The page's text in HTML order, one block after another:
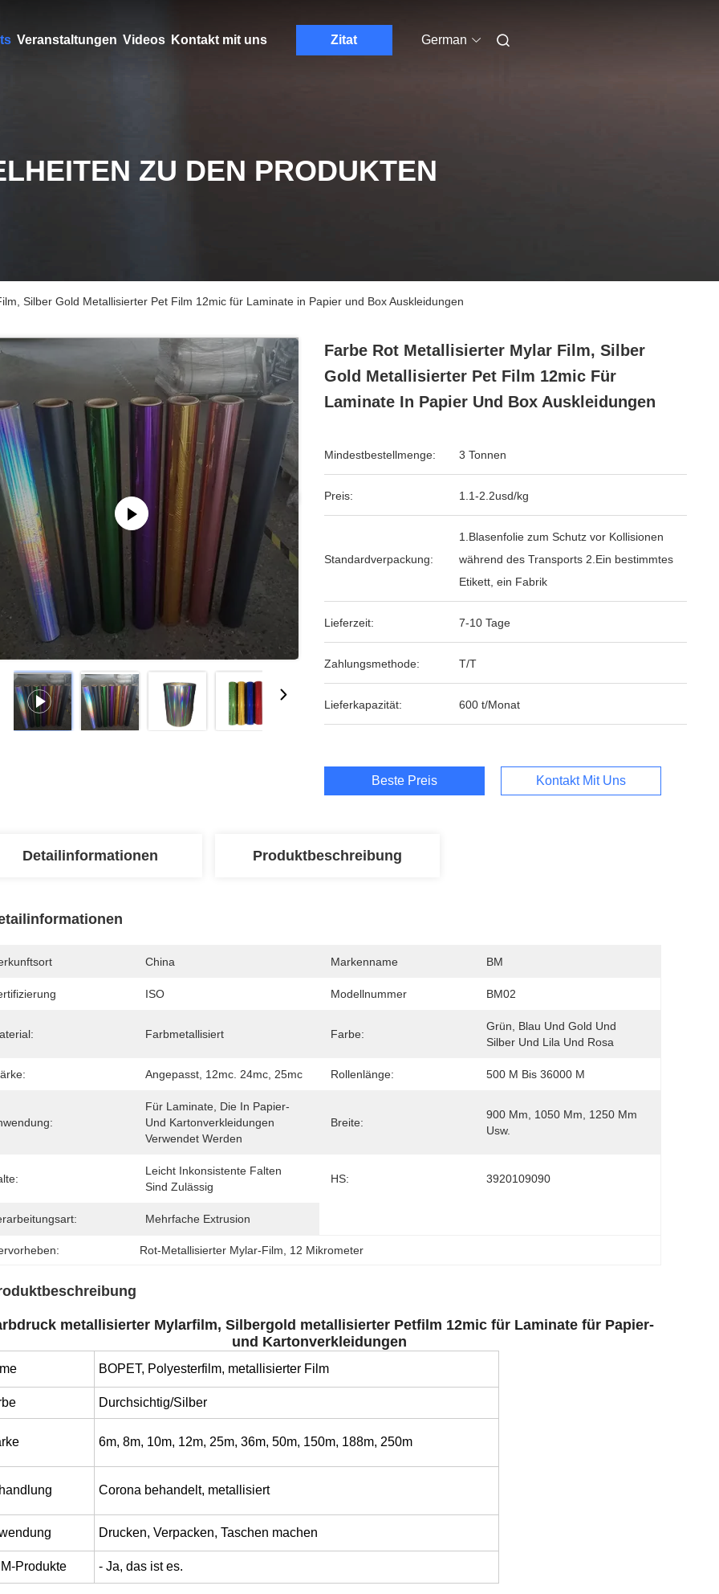
Veranstaltungen Videos Kontakt mit uns Zitat German
ZU DEN PRODUKTEN
Silber Gold Metallisierter Pet Film 12mic für Laminate in Papier und Box Auskleidungen
Farbe Rot Metallisierter Mylar Film, Silber
Gold Metallisierter Pet Film 12mic Für
Laminate In Papier Und Box Auskleidungen
Mindestbestellmenge: 3 Tonnen
Preis: 1.1-2.2usd/kg
Standardverpackung:
1.Blasenfolie zum Schutz vor Kollisionen
während des Transports 2.Ein bestimmtes
Etikett, ein Fabrik
Lieferzeit: 7-10 Tage
Zahlungsmethode: T/T
Lieferkapazität: 600 t/Monat
Beste Preis Kontakt Mit Uns
Detailinformationen Produktbeschreibung
China Markenname BM
ISO Modellnummer BM02
Farbmetallisiert Farbe:
Grün, Blau Und Gold Und
Silber Und Lila Und Rosa
Angepasst, 12mc. 24mc, 25mc Rollenlänge: 500 M Bis 36000 M
Für Laminate, Die In Papier-
Und Kartonverkleidungen
Verwendet Werden
Breite:
900 Mm, 1050 Mm, 1250 Mm
Usw.
Leicht Inkonsistente Falten
Sind Zulässig
HS: 3920109090
Mehrfache Extrusion
Rot-Metallisierter Mylar-Film 12 Mikrometer
metallisierter Mylarfilm, Silbergold metallisierter Petfilm 12mic für Laminate für Papier-
und Kartonverkleidungen
BOPET, Polyesterfilm, metallisierter Film
Durchsichtig/Silber
6m, 8m, 10m, 12m, 25m, 36m, 50m, 150m, 188m, 250m
Corona behandelt, metallisiert
Drucken, Verpacken, Taschen machen
Produkte - Ja, das ist es.